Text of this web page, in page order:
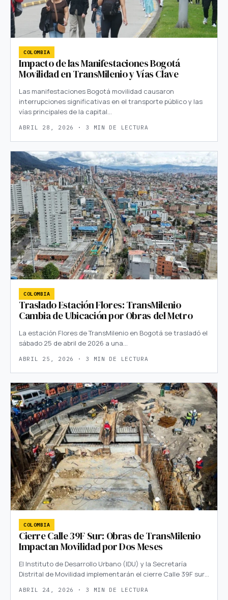
COLOMBIA
Impacto de las Manifestaciones Bogotá
Movilidad en TransMilenio y Vías Clave
Las manifestaciones Bogotá movilidad causaron
interrupciones significativas en el transporte público y las
vías principales de la capital…
ABRIL 28, 2026 · 3 MIN DE LECTURA
COLOMBIA
Traslado Estación Flores: TransMilenio
Cambia de Ubicación por Obras del Metro
La estación Flores de TransMilenio en Bogotá se trasladó el
sábado 25 de abril de 2026 a una…
ABRIL 25, 2026 · 3 MIN DE LECTURA
COLOMBIA
Cierre Calle 39F Sur: Obras de TransMilenio
Impactan Movilidad por Dos Meses
El Instituto de Desarrollo Urbano (IDU) y la Secretaría
Distrital de Movilidad implementarán el cierre Calle 39F sur…
ABRIL 24, 2026 · 3 MIN DE LECTURA